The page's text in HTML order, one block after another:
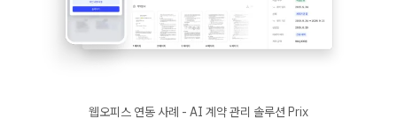
웹오피스 연동 사례 - AI 계약 관리 솔루션 Prix